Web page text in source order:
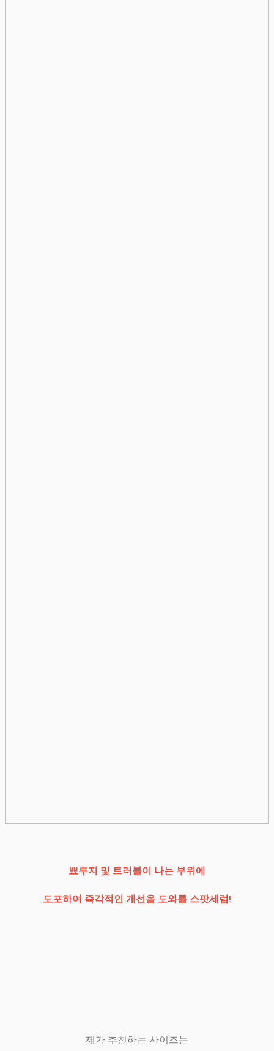
뾰루지 및 트러블이 나는 부위에
도포하여 즉각적인 개선을 도와를 스팟세럼!
제가 추천하는 사이즈는